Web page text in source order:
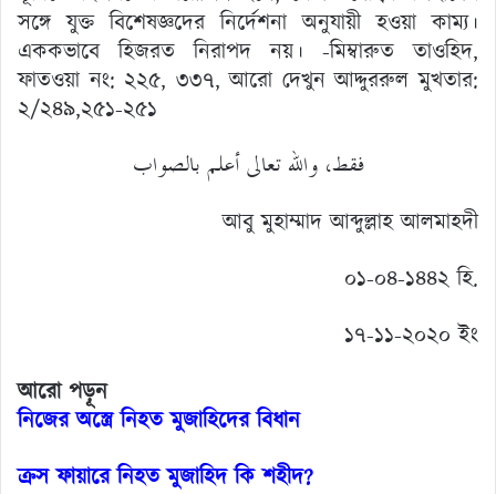
সঙ্গে যুক্ত বিশেষজ্ঞদের নির্দেশনা অনুযায়ী হওয়া কাম্য।
এককভাবে হিজরত নিরাপদ নয়। -মিম্বারুত তাওহিদ,
ফাতওয়া নং: ২২৫, ৩৩৭, আরো দেখুন আদ্দুররুল মুখতার:
২/২৪৯,২৫১-২৫১
فقط، والله تعالى أعلم بالصواب
আবু মুহাম্মাদ আব্দুল্লাহ আলমাহদী
০১-০৪-১৪৪২ হি.
১৭-১১-২০২০ ইং
আরো পড়ূন
নিজের অস্ত্রে নিহত মুজাহিদের বিধান
ক্রস ফায়ারে নিহত মুজাহিদ কি শহীদ?